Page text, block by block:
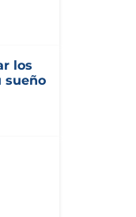
los
sueño